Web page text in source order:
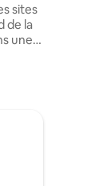
sites
de la
une
de